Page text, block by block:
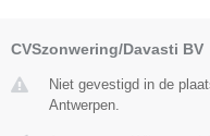
CVSzonwering/Davasti BV
Niet gevestigd in de
Antwerpen.